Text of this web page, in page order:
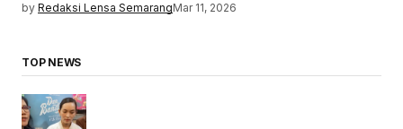
by Redaksi Lensa SemarangMar 11, 2026
TOP NEWS